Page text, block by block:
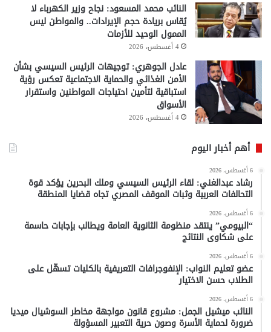
النائب محمد المسعود: نجاح وزير الكهرباء لا
يُقاس بريادة حجم الإيرادات.. والمواطن ليس
الممول الوحيد للأزمات
4 أغسطس، 2026
عادل الجوهري: توجيهات الرئيس السيسي بشأن
الأمن الغذائي والحماية الاجتماعية تعكس رؤية
استباقية لتأمين احتياجات المواطنين واستقرار
الأسواق
4 أغسطس، 2026
أهم أخبار اليوم
6 أغسطس، 2026
رشاد عبدالغني: لقاء الرئيس السيسي وملك البحرين يؤكد قوة
التحالفات العربية وثبات الموقف المصري تجاه قضايا المنطقة
6 أغسطس، 2026
“البيومي” ينتقد منظومة الثانوية العامة ويطالب بإجابات حاسمة
على شكاوى النتائج
6 أغسطس، 2026
عضو تعليم النواب: الإنفوجرافات التعريفية بالكليات تسهّل على
الطلاب حسن الاختيار
6 أغسطس، 2026
النائب ميشيل الجمل: مشروع قانون مواجهة مخاطر السوشيال ميديا
ضرورة لحماية الأسرة وصون حرية التعبير المسؤولة